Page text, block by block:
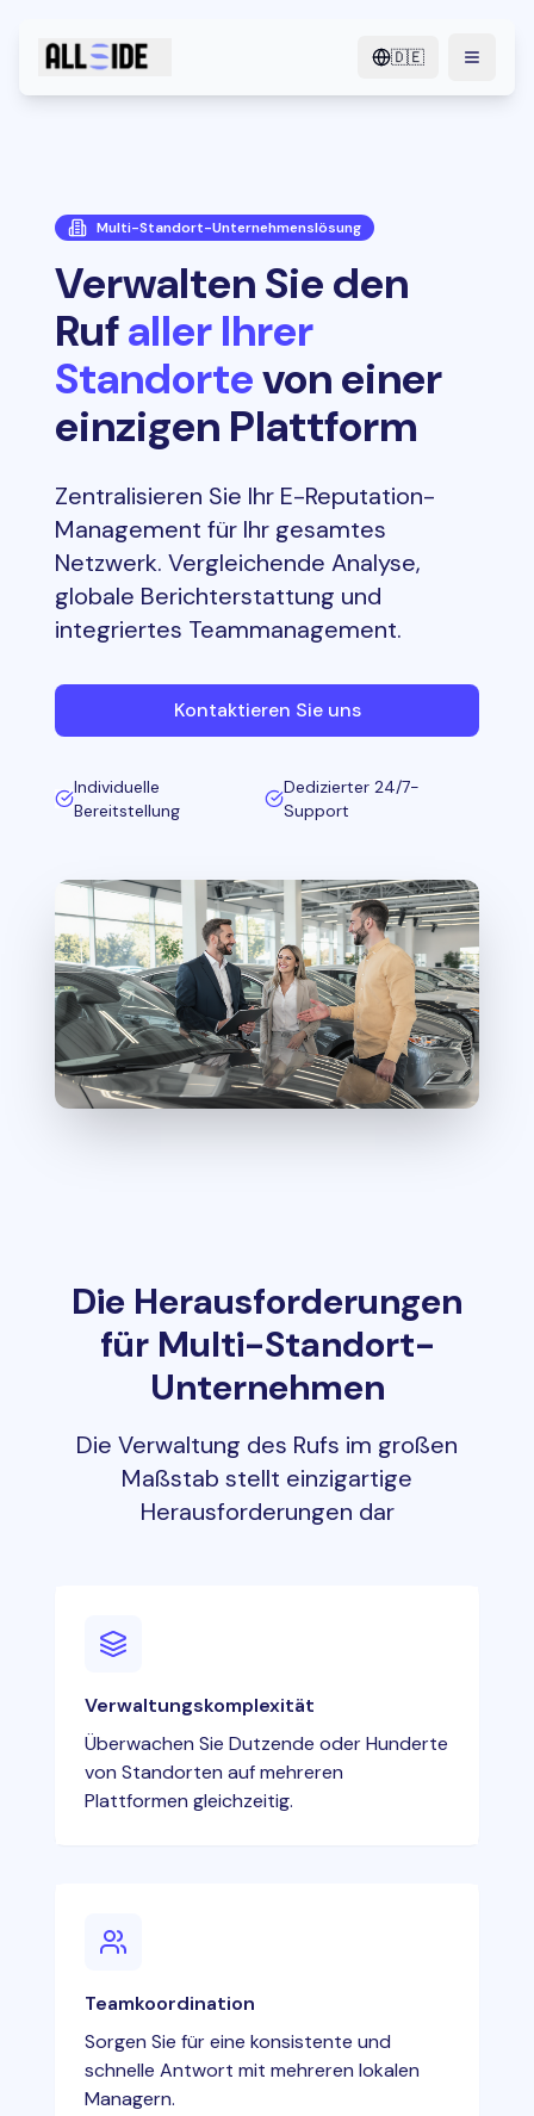
🇩🇪
Multi-Standort-Unternehmenslösung
Verwalten Sie den
Rufaller Ihrer
Standortevon einer
einzigen Plattform
Zentralisieren Sie Ihr E-Reputation-
Management für Ihr gesamtes
Netzwerk. Vergleichende Analyse,
globale Berichterstattung und
integriertes Teammanagement.
Kontaktieren Sie uns
Individuelle
Bereitstellung
Dedizierter 24/7-
Support
Die Herausforderungen
für Multi-Standort-
Unternehmen
Die Verwaltung des Rufs im großen
Maßstab stellt einzigartige
Herausforderungen dar
Verwaltungskomplexität
Überwachen Sie Dutzende oder Hunderte
von Standorten auf mehreren
Plattformen gleichzeitig.
Teamkoordination
Sorgen Sie für eine konsistente und
schnelle Antwort mit mehreren lokalen
Managern.